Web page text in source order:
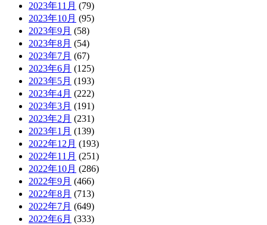
2023年11月 (79)
2023年10月 (95)
2023年9月 (58)
2023年8月 (54)
2023年7月 (67)
2023年6月 (125)
2023年5月 (193)
2023年4月 (222)
2023年3月 (191)
2023年2月 (231)
2023年1月 (139)
2022年12月 (193)
2022年11月 (251)
2022年10月 (286)
2022年9月 (466)
2022年8月 (713)
2022年7月 (649)
2022年6月 (333)